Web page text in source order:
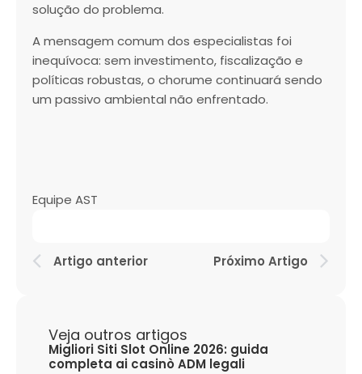
solução do problema.
A mensagem comum dos especialistas foi
inequívoca: sem investimento, fiscalização e
políticas robustas, o chorume continuará sendo
um passivo ambiental não enfrentado.
Equipe AST
Artigo anterior Próximo Artigo
Veja outros artigos
Migliori Siti Slot Online 2026: guida
completa ai casinò ADM legali